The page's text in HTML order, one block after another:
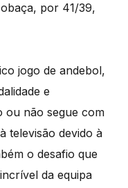
por 41/39,
jogo de andebol,
e
ou não segue com
televisão devido à
o desafio que
da equipa